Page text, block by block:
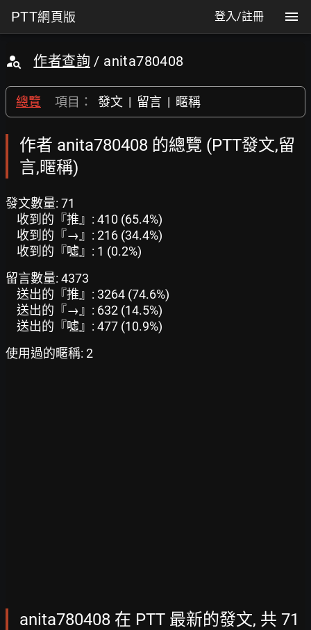
PTT網頁版 登入/註冊
作者查詢 / anita780408
總覽 項目： 發文 | 留言 | 暱稱
作者 anita780408 的總覽 (PTT發文,留
言,暱稱)
發文數量: 71
收到的『推』: 410 (65.4%)
收到的『→』: 216 (34.4%)
收到的『噓』: 1 (0.2%)
留言數量: 4373
送出的『推』: 3264 (74.6%)
送出的『→』: 632 (14.5%)
送出的『噓』: 477 (10.9%)
使用過的暱稱: 2
anita780408 在 PTT 最新的發文, 共 71